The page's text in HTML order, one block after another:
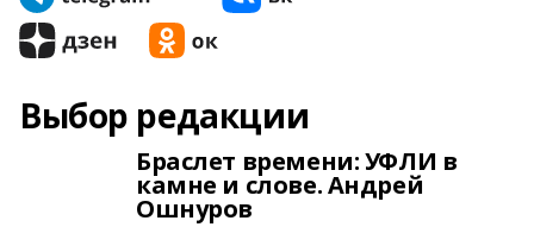
Выбор редакции
Браслет времени: УФЛИ в
камне и слове. Андрей
Ошнуров